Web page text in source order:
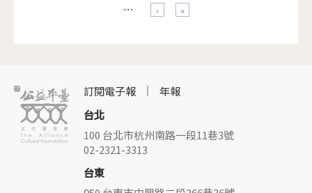
…
訂閱電子報
年報
台北
100 台北市杭州南路一段11巷3號
02-2321-3313
台東